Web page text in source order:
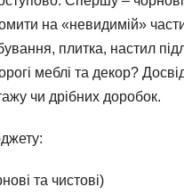
на «невидимій»
плитка, настил
меблі та декор?
чи дрібних доробок.
та чистові)